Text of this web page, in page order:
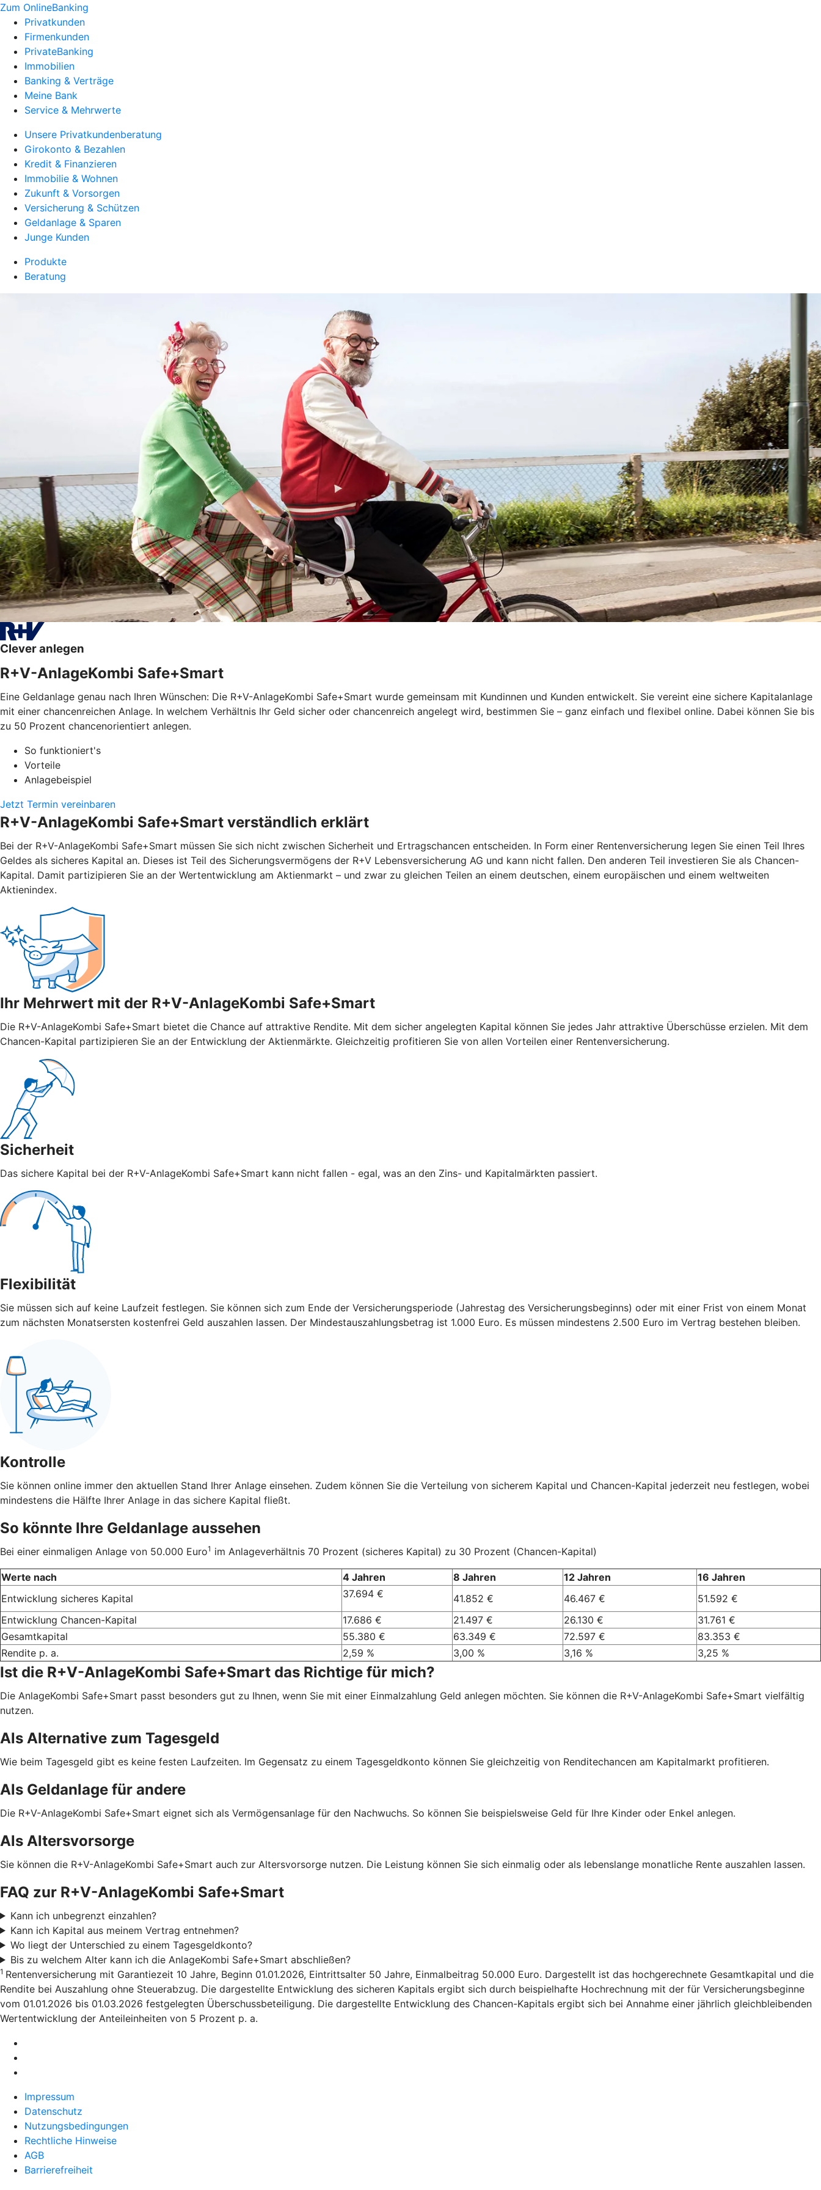
Zum OnlineBanking
Privatkunden
Firmenkunden
PrivateBanking
Immobilien
Banking & Verträge
Meine Bank
Service & Mehrwerte
Unsere Privatkundenberatung
Girokonto & Bezahlen
Kredit & Finanzieren
Immobilie & Wohnen
Zukunft & Vorsorgen
Versicherung & Schützen
Geldanlage & Sparen
Junge Kunden
Produkte
Beratung
Clever anlegen
R+V-AnlageKombi Safe+Smart
Eine Geldanlage genau nach Ihren Wünschen: Die R+V-AnlageKombi Safe+Smart wurde gemeinsam mit Kundinnen und Kunden entwickelt. Sie vereint eine sichere Kapitalanlage
mit einer chancenreichen Anlage. In welchem Verhältnis Ihr Geld sicher oder chancenreich angelegt wird, bestimmen Sie – ganz einfach und flexibel online. Dabei können Sie bis
zu 50 Prozent chancenorientiert anlegen.
So funktioniert's
Vorteile
Anlagebeispiel
Jetzt Termin vereinbaren
R+V-AnlageKombi Safe+Smart verständlich erklärt
Bei der R+V-AnlageKombi Safe+Smart müssen Sie sich nicht zwischen Sicherheit und Ertragschancen entscheiden. In Form einer Rentenversicherung legen Sie einen Teil Ihres
Geldes als sicheres Kapital an. Dieses ist Teil des Sicherungsvermögens der R+V Lebensversicherung AG und kann nicht fallen. Den anderen Teil investieren Sie als Chancen-
Kapital. Damit partizipieren Sie an der Wertentwicklung am Aktienmarkt – und zwar zu gleichen Teilen an einem deutschen, einem europäischen und einem weltweiten
Aktienindex.
Ihr Mehrwert mit der R+V-AnlageKombi Safe+Smart
Die R+V-AnlageKombi Safe+Smart bietet die Chance auf attraktive Rendite. Mit dem sicher angelegten Kapital können Sie jedes Jahr attraktive Überschüsse erzielen. Mit dem
Chancen-Kapital partizipieren Sie an der Entwicklung der Aktienmärkte. Gleichzeitig profitieren Sie von allen Vorteilen einer Rentenversicherung.
Sicherheit
Das sichere Kapital bei der R+V-AnlageKombi Safe+Smart kann nicht fallen - egal, was an den Zins- und Kapitalmärkten passiert.
Flexibilität
Sie müssen sich auf keine Laufzeit festlegen. Sie können sich zum Ende der Versicherungsperiode (Jahrestag des Versicherungsbeginns) oder mit einer Frist von einem Monat
zum nächsten Monatsersten kostenfrei Geld auszahlen lassen. Der Mindestauszahlungsbetrag ist 1.000 Euro. Es müssen mindestens 2.500 Euro im Vertrag bestehen bleiben.
Kontrolle
Sie können online immer den aktuellen Stand Ihrer Anlage einsehen. Zudem können Sie die Verteilung von sicherem Kapital und Chancen-Kapital jederzeit neu festlegen, wobei
mindestens die Hälfte Ihrer Anlage in das sichere Kapital fließt.
So könnte Ihre Geldanlage aussehen
Bei einer einmaligen Anlage von 50.000 Euro1 im Anlageverhältnis 70 Prozent (sicheres Kapital) zu 30 Prozent (Chancen-Kapital)
Werte nach 4 Jahren 8 Jahren 12 Jahren
16 Jahren
Entwicklung sicheres Kapital
37.694 € 41.852 € 46.467 €
51.592 €
Entwicklung Chancen-Kapital
17.686 € 21.497 € 26.130 €
31.761 €
Gesamtkapital
55.380 € 63.349 € 72.597 €
83.353 €
Rendite p. a.
2,59 % 3,00 % 3,16 % 3,25 %
Ist die R+V-AnlageKombi Safe+Smart das Richtige für mich?
Die AnlageKombi Safe+Smart passt besonders gut zu Ihnen, wenn Sie mit einer Einmalzahlung Geld anlegen möchten. Sie können die R+V-AnlageKombi Safe+Smart vielfältig
nutzen.
Als Alternative zum Tagesgeld
Wie beim Tagesgeld gibt es keine festen Laufzeiten. Im Gegensatz zu einem Tagesgeldkonto können Sie gleichzeitig von Renditechancen am Kapitalmarkt profitieren.
Als Geldanlage für andere
Die R+V-AnlageKombi Safe+Smart eignet sich als Vermögensanlage für den Nachwuchs. So können Sie beispielsweise Geld für Ihre Kinder oder Enkel anlegen.
Als Altersvorsorge
Sie können die R+V-AnlageKombi Safe+Smart auch zur Altersvorsorge nutzen. Die Leistung können Sie sich einmalig oder als lebenslange monatliche Rente auszahlen lassen.
FAQ zur R+V-AnlageKombi Safe+Smart
Kann ich unbegrenzt einzahlen?
Kann ich Kapital aus meinem Vertrag entnehmen?
Wo liegt der Unterschied zu einem Tagesgeldkonto?
Bis zu welchem Alter kann ich die AnlageKombi Safe+Smart abschließen?
1 Rentenversicherung mit Garantiezeit 10 Jahre, Beginn 01.01.2026, Eintrittsalter 50 Jahre, Einmalbeitrag 50.000 Euro. Dargestellt ist das hochgerechnete Gesamtkapital und die
Rendite bei Auszahlung ohne Steuerabzug. Die dargestellte Entwicklung des sicheren Kapitals ergibt sich durch beispielhafte Hochrechnung mit der für Versicherungsbeginne
vom 01.01.2026 bis 01.03.2026 festgelegten Überschussbeteiligung. Die dargestellte Entwicklung des Chancen-Kapitals ergibt sich bei Annahme einer jährlich gleichbleibenden
Wertentwicklung der Anteileinheiten von 5 Prozent p. a.
Impressum
Datenschutz
Nutzungsbedingungen
Rechtliche Hinweise
AGB
Barrierefreiheit